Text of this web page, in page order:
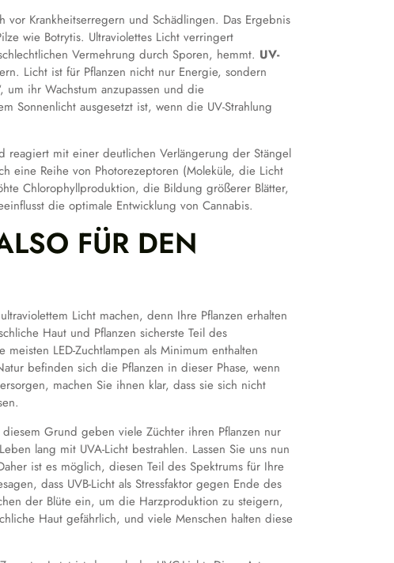
Krankheitserregern und Schädlingen. Das Ergebnis
wie Botrytis. Ultraviolettes Licht verringert
Vermehrung durch Sporen, hemmt. UV-
Licht ist für Pflanzen nicht nur Energie, sondern
ihr Wachstum anzupassen und die
Sonnenlicht ausgesetzt ist, wenn die UV-Strahlung
reagiert mit einer deutlichen Verlängerung der Stängel
eine Reihe von Photorezeptoren (Moleküle, die Licht
Chlorophyllproduktion, die Bildung größerer Blätter,
die optimale Entwicklung von Cannabis.
FÜR DEN
Licht machen, denn Ihre Pflanzen erhalten
Haut und Pflanzen sicherste Teil des
LED-Zuchtlampen als Minimum enthalten
befinden sich die Pflanzen in dieser Phase, wenn
machen Sie ihnen klar, dass sie sich nicht
Grund geben viele Züchter ihren Pflanzen nur
lang mit UVA-Licht bestrahlen. Lassen Sie uns nun
ist es möglich, diesen Teil des Spektrums für Ihre
dass UVB-Licht als Stressfaktor gegen Ende des
der Blüte ein, um die Harzproduktion zu steigern,
Haut gefährlich, und viele Menschen halten diese